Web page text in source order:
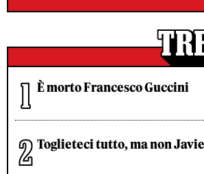
È morto Francesco Guccini
Toglieteci tutto, ma non